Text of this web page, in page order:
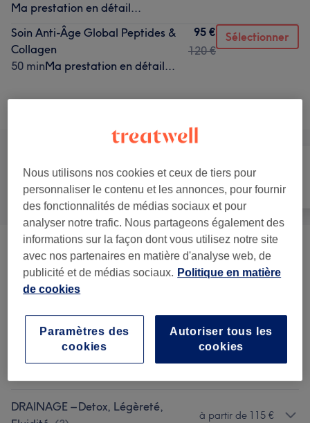
Ma prestation en détail...
Soin Anti-Âge Global Peptides &
Collagen
50 minMa prestation en détail...
95 €
120 €
Sélectionner
Tout Visage Massage
LIBÉRATION MYOFASCIALE &
RELAXATION PROFONDE (2)
à partir de 125 €
à partir de 80 €
TONICITÉ & SCULPTURE
à partir de 85 €
DRAINAGE – Detox, Légèreté,
à partir de 115 €
Nous utilisons nos cookies et ceux de tiers pour
personnaliser le contenu et les annonces, pour fournir
des fonctionnalités de médias sociaux et pour
analyser notre trafic. Nous partageons également des
informations sur la façon dont vous utilisez notre site
avec nos partenaires en matière d'analyse web, de
publicité et de médias sociaux. Politique en matière
de cookies
Autoriser tous les
cookies
Paramètres des
cookies